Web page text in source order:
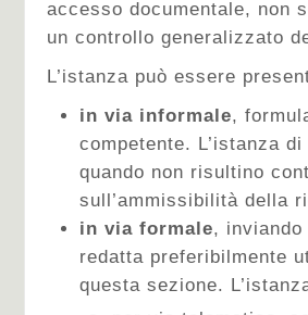
accesso documentale, non
un controllo generalizzato
L’istanza può essere
in via informale,
competente. L’istanza
quando non risultino
sull’ammissibilità della
in via formale, inviando
redatta preferibilmente
questa sezione.